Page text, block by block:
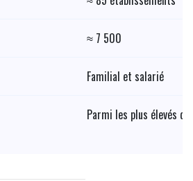
≈ 7 500
Familial et salarié
Parmi les plus élevés